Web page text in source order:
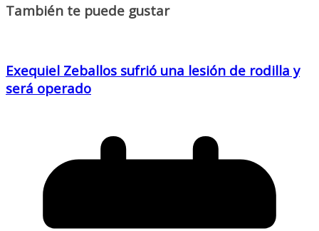
También te puede gustar
Exequiel Zeballos sufrió una lesión de rodilla y
será operado